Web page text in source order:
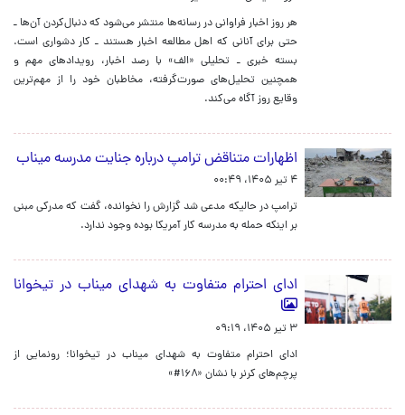
هر روز اخبار فراوانی در رسانه‌ها منتشر می‌شود که دنبال‌کردن آن‌ها ـ
حتی برای آنانی که اهل مطالعه اخبار هستند‌ ـ کار دشواری است.
بسته خبری ـ تحلیلی «الف» با رصد اخبار، رویدادهای مهم و
همچنین تحلیل‌های صورت‌گرفته، مخاطبان خود را از مهم‌ترین
وقایع روز آگاه می‌کند.
اظهارات متناقض ترامپ درباره جنایت مدرسه میناب
۴ تیر ۱۴۰۵، ۰۰:۴۹
ترامپ در حالیکه مدعی شد گزارش را نخوانده، گفت که مدرکی مبنی
بر اینکه حمله به مدرسه کار آمریکا بوده وجود ندارد.
ادای احترام متفاوت به شهدای میناب در تیخوانا
۳ تیر ۱۴۰۵، ۰۹:۱۹
ادای احترام متفاوت به شهدای میناب در تیخوانا؛ رونمایی از
پرچم‌های کرنر با نشان «۱۶۸#»